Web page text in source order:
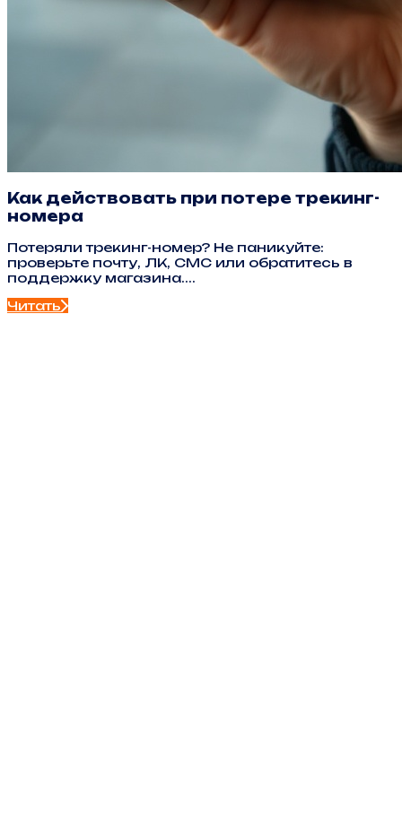
Как действовать при потере трекинг-
номера
Потеряли трекинг-номер? Не паникуйте:
проверьте почту, ЛК, СМС или обратитесь в
поддержку магазина....
Читать